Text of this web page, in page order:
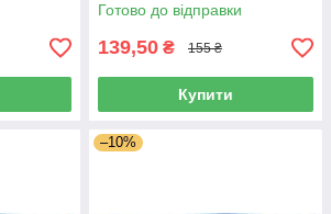
Готово до відправки
139,50 ₴ 155 ₴
Купити
–10%